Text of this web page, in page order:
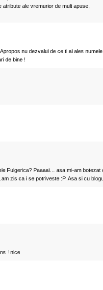
ale vremurior de mult apuse,
nu dezvalui de ce ti ai ales
de bine !
Fulgerica? Paaaai… asa mi-am botezat
zis ca i se potriveste :P. Asa si cu
! nice